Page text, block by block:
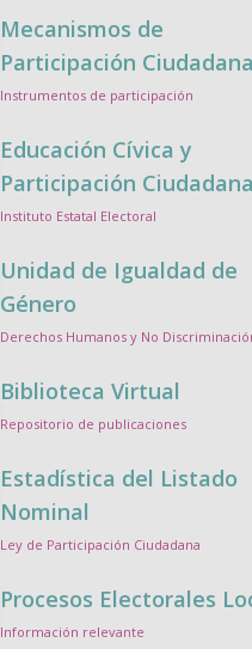
Mecanismos de
Participación Ciudadana
Instrumentos de participación
Educación Cívica y
Participación Ciudadana
Instituto Estatal Electoral
Unidad de Igualdad de
Género
Derechos Humanos y No
Biblioteca Virtual
Repositorio de publicaciones
Estadística del Listado
Nominal
Ley de Participación Ciudadana
Procesos Electorales
Información relevante